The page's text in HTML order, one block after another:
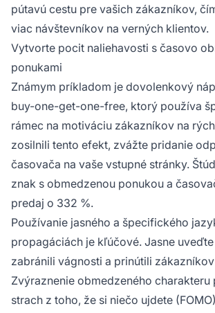
pútavú cestu pre vašich zákazníkov,
viac návštevníkov na verných klientov.
Vytvorte pocit naliehavosti s časovo
ponukami
Známym príkladom je dovolenkový
buy-one-get-one-free, ktorý používa
rámec na motiváciu zákazníkov na
zosilnili tento efekt, zvážte pridanie
časovača na vaše vstupné stránky.
znak s obmedzenou ponukou a
predaj o 332 %.
Používanie jasného a špecifického
propagáciách je kľúčové. Jasne
zabránili vágnosti a prinútili
Zvýraznenie obmedzeného charakteru
strach z toho, že si niečo ujdete